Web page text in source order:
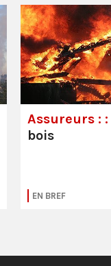
Assureurs : :
bois
EN BREF